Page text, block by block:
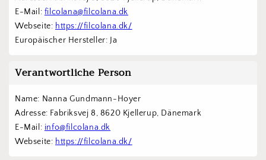
E-Mail: filcolana@filcolana.dk
Webseite: https://filcolana.dk/
Europäischer Hersteller: Ja
Verantwortliche Person
Name: Nanna Gundmann-Hoyer
Adresse: Fabriksvej 8, 8620 Kjellerup, Dänemark
E-Mail: info@filcolana.dk
Webseite: https://filcolana.dk/